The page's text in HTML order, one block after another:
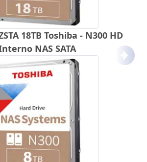
18TB Toshiba - N300 HD
NAS SATA